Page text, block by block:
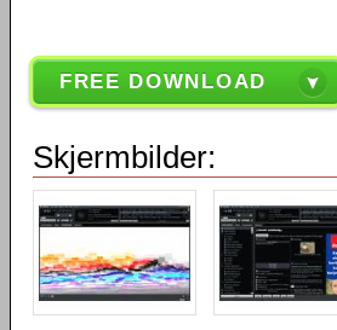
FREE DOWNLOAD
Skjermbilder: